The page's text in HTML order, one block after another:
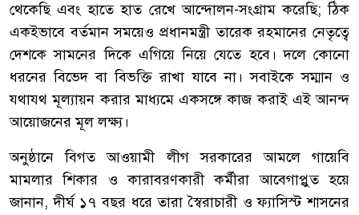
থেকেছি এবং হাতে হাত রেখে আন্দোলন-সংগ্রাম করেছি; ঠিক
একইভাবে বর্তমান সময়েও প্রধানমন্ত্রী তারেক রহমানের নেতৃত্বে
দেশকে সামনের দিকে এগিয়ে নিয়ে যেতে হবে। দলে কোনো
ধরনের বিভেদ বা বিভক্তি রাখা যাবে না। সবাইকে সম্মান ও
যথাযথ মূল্যায়ন করার মাধ্যমে একসঙ্গে কাজ করাই এই আনন্দ
আয়োজনের মূল লক্ষ্য।
অনুষ্ঠানে বিগত আওয়ামী লীগ সরকারের আমলে গায়েবি
মামলার শিকার ও কারাবরণকারী কর্মীরা আবেগাপ্লুত হয়ে
জানান, দীর্ঘ ১৭ বছর ধরে তারা স্বৈরাচারী ও ফ্যাসিস্ট শাসনের